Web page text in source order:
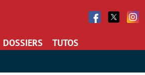
Facebook
Twitter
DOSSIERS TUTOS